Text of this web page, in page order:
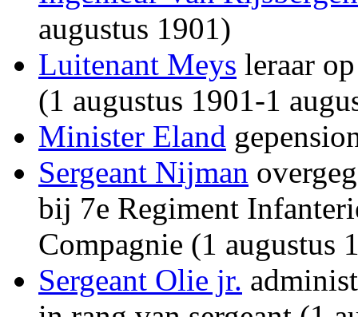
augustus 1901)
Luitenant Meys leraar
(1 augustus 1901-1
Minister Eland
Sergeant Nijman
bij 7e Regiment
Compagnie (1 augustus
Sergeant Olie jr.